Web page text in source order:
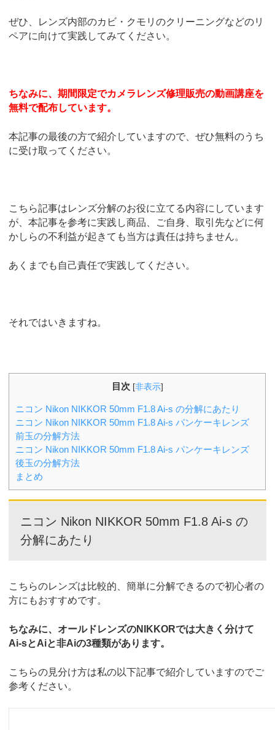
ぜひ、レンズ内部のカビ・クモリのクリーニングなどのリ
ペアに向けて実践してみてください。
ちなみに、期間限定でカメラレンズ修理販売の動画講座を
無料で配布しています。
本記事の最後の方で紹介していますので、ぜひ無料のうち
に受け取ってください。
こちら記事はレンズ分解のお役に立てる内容にしています
が、本記事を参考に実践し商品、ご自身、取引先などに何
かしらの不利益が起きても当方は責任は持ちません。
あくまでも自己責任で実践してください。
それではいきますね。
目次 [非表示]
ニコン Nikon NIKKOR 50mm F1.8 Ai-s の分解にあたり
ニコン Nikon NIKKOR 50mm F1.8 Ai-s パンケーキレンズ
前玉の分解方法
ニコン Nikon NIKKOR 50mm F1.8 Ai-s パンケーキレンズ
後玉の分解方法
まとめ
ニコン Nikon NIKKOR 50mm F1.8 Ai-s の
分解にあたり
こちらのレンズは比較的、簡単に分解できるので初心者の
方にもおすすめです。
ちなみに、オールドレンズのNIKKORでは大きく分けて
Ai-sとAiと非Aiの3種類があります。
こちらの見分け方は私の以下記事で紹介していますのでご
参考ください。